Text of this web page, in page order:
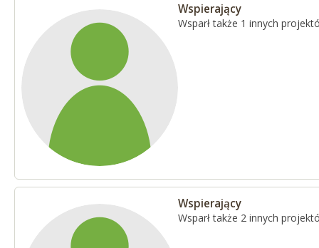
Wspierający
Wsparł także 1 innych
Wspierający
Wsparł także 2 innych